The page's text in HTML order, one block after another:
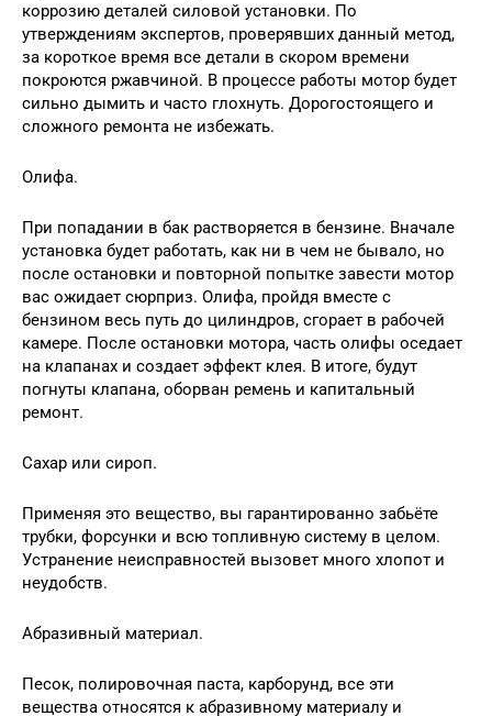
коррозию деталей силовой установки. По
утверждениям экспертов, проверявших данный метод,
за короткое время все детали в скором времени
покроются ржавчиной. В процессе работы мотор будет
сильно дымить и часто глохнуть. Дорогостоящего и
сложного ремонта не избежать.
Олифа.
При попадании в бак растворяется в бензине. Вначале
установка будет работать, как ни в чем не бывало, но
после остановки и повторной попытке завести мотор
вас ожидает сюрприз. Олифа, пройдя вместе с
бензином весь путь до цилиндров, сгорает в рабочей
камере. После остановки мотора, часть олифы оседает
на клапанах и создает эффект клея. В итоге, будут
погнуты клапана, оборван ремень и капитальный
ремонт.
Сахар или сироп.
Применяя это вещество, вы гарантированно забьёте
трубки, форсунки и всю топливную систему в целом.
Устранение неисправностей вызовет много хлопот и
неудобств.
Абразивный материал.
Песок, полировочная паста, карборунд, все эти
вещества относятся к абразивному материалу и